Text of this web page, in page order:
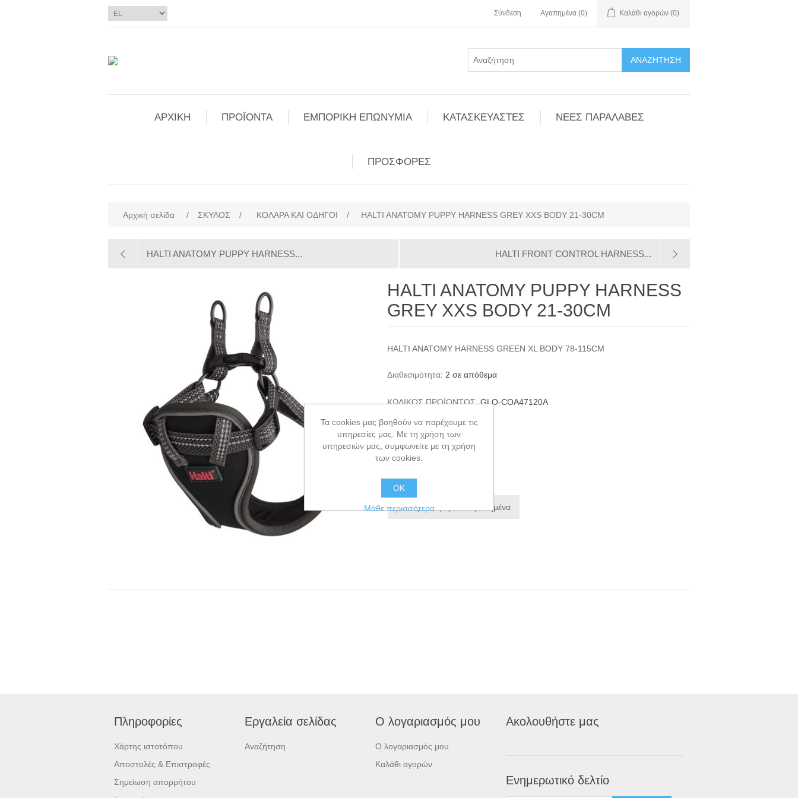
Σύνδεση Αγαπημένα (0) Καλάθι αγορών (0)
ΑΝΑΖΉΤΗΣΗ
ΑΡΧΙΚΗ ΠΡΟΪΟΝΤΑ ΕΜΠΟΡΙΚΗ ΕΠΩΝΥΜΙΑ ΚΑΤΑΣΚΕΥΑΣΤΕΣ ΝΕΕΣ ΠΑΡΑΛΑΒΕΣ
ΠΡΟΣΦΟΡΕΣ
Αρχική σελίδα / ΣΚΥΛΟΣ / ΚΟΛΑΡΑ ΚΑΙ ΟΔΗΓΟΙ / HALTI ANATOMY PUPPY HARNESS GREY XXS BODY 21-30CM
HALTI ANATOMY PUPPY HARNESS... HALTI FRONT CONTROL HARNESS...
HALTI ANATOMY PUPPY HARNESS
GREY XXS BODY 21-30CM
HALTI ANATOMY HARNESS GREEN XL BODY 78-115CM
Διαθεσιμότητα: 2 σε απόθεμα
ΚΩΔΙΚΟΣ ΠΡΟΪΟΝΤΟΣ: GLO-COA47120A
€36,00
Προσθήκη στα αγαπημένα
Πληροφορίες
Χάρτης ιστοτόπου
Αποστολές & Επιστροφές
Σημείωση απορρήτου
Εργαλεία σελίδας
Αναζήτηση
Ο λογαριασμός μου
Ο λογαριασμός μου
Καλάθι αγορών
Ακολουθήστε μας
Ενημερωτικό δελτίο
Τα cookies μας βοηθούν να παρέχουμε τις
υπηρεσίες μας. Με τη χρήση των
υπηρεσιών μας, συμφωνείτε με τη χρήση
των cookies.
ΟΚ
Μάθε περισσότερα